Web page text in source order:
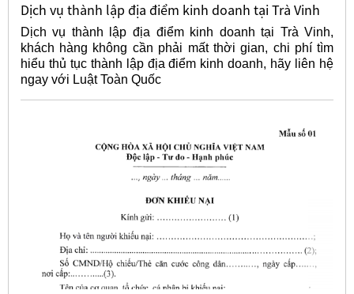
Dịch vụ thành lập địa điểm kinh doanh tại Trà Vinh
Dịch vụ thành lập địa điểm kinh doanh tại Trà Vinh,
khách hàng không cần phải mất thời gian, chi phí tìm
hiểu thủ tục thành lập địa điểm kinh doanh, hãy liên hệ
ngay với Luật Toàn Quốc